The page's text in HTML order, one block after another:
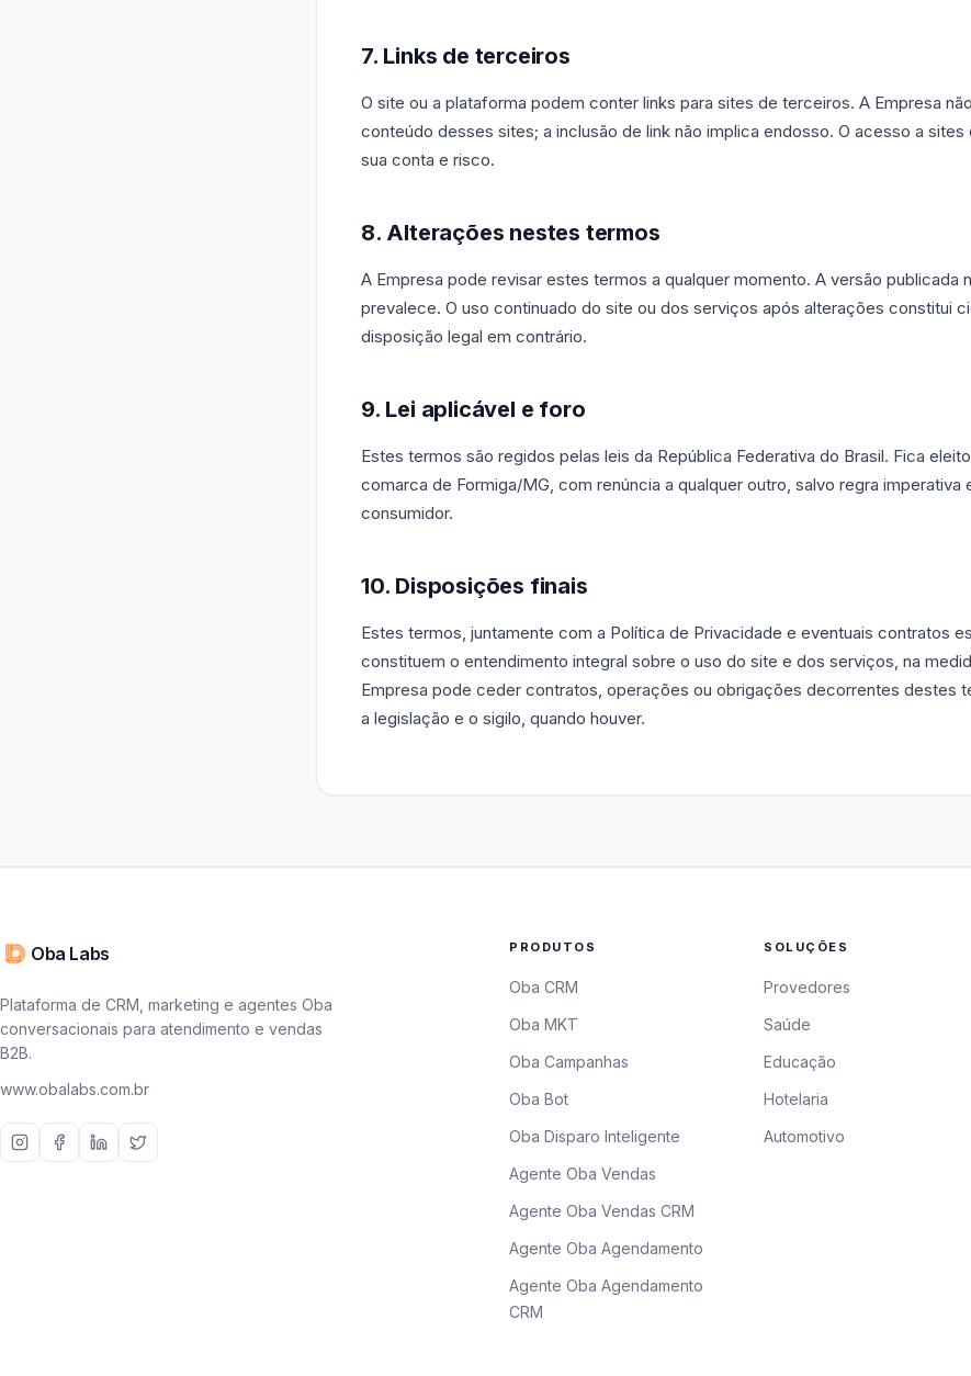
7. Links de terceiros
O site ou a plataforma podem conter links para sites de terceiros. A Empresa
conteúdo desses sites; a inclusão de link não implica endosso. O acesso a
sua conta e risco.
8. Alterações nestes termos
A Empresa pode revisar estes termos a qualquer momento. A versão publicada
prevalece. O uso continuado do site ou dos serviços após alterações constitui
disposição legal em contrário.
9. Lei aplicável e foro
Estes termos são regidos pelas leis da República Federativa do Brasil. Fica
comarca de Formiga/MG, com renúncia a qualquer outro, salvo regra imperativa
consumidor.
10. Disposições finais
Estes termos, juntamente com a Política de Privacidade e eventuais contratos
constituem o entendimento integral sobre o uso do site e dos serviços, na
Empresa pode ceder contratos, operações ou obrigações decorrentes destes
a legislação e o sigilo, quando houver.
Oba Labs
Plataforma de CRM, marketing e agentes Oba
conversacionais para atendimento e vendas
B2B.
www.obalabs.com.br
PRODUTOS
Oba CRM
Oba MKT
Oba Campanhas
Oba Bot
Oba Disparo Inteligente
Agente Oba Vendas
Agente Oba Vendas CRM
Agente Oba Agendamento
Agente Oba Agendamento
CRM
SOLUÇÕES
Provedores
Saúde
Educação
Hotelaria
Automotivo